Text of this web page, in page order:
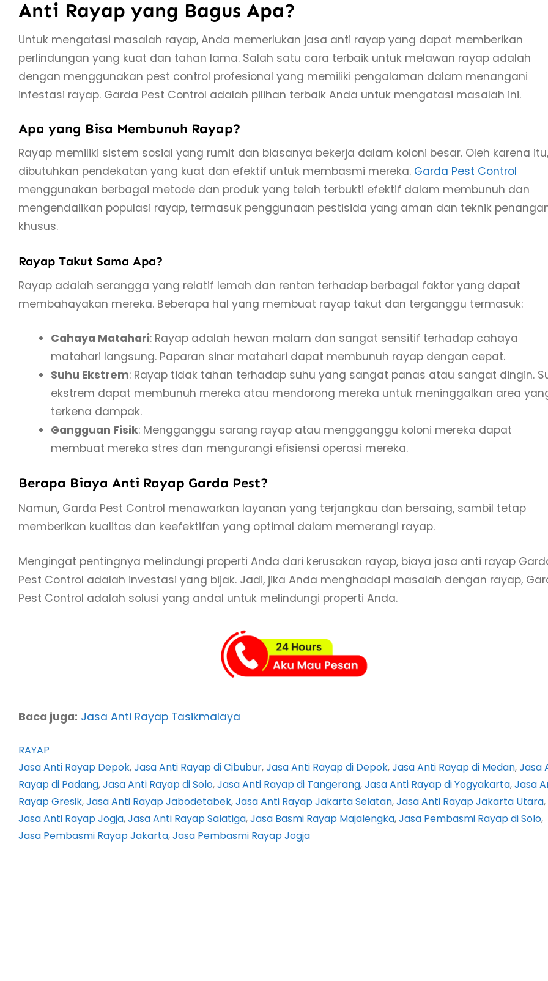
Anti Rayap yang Bagus Apa?
Untuk mengatasi masalah rayap, Anda memerlukan jasa anti rayap yang dapat memberikan
perlindungan yang kuat dan tahan lama. Salah satu cara terbaik untuk melawan rayap adalah
dengan menggunakan pest control profesional yang memiliki pengalaman dalam menangani
infestasi rayap. Garda Pest Control adalah pilihan terbaik Anda untuk mengatasi masalah ini.
Apa yang Bisa Membunuh Rayap?
Rayap memiliki sistem sosial yang rumit dan biasanya bekerja dalam koloni besar. Oleh karena itu,
dibutuhkan pendekatan yang kuat dan efektif untuk membasmi mereka. Garda Pest Control
menggunakan berbagai metode dan produk yang telah terbukti efektif dalam membunuh dan
mengendalikan populasi rayap, termasuk penggunaan pestisida yang aman dan teknik
khusus.
Rayap Takut Sama Apa?
Rayap adalah serangga yang relatif lemah dan rentan terhadap berbagai faktor yang dapat
membahayakan mereka. Beberapa hal yang membuat rayap takut dan terganggu termasuk:
Cahaya Matahari: Rayap adalah hewan malam dan sangat sensitif terhadap cahaya
matahari langsung. Paparan sinar matahari dapat membunuh rayap dengan cepat.
Suhu Ekstrem: Rayap tidak tahan terhadap suhu yang sangat panas atau sangat dingin.
ekstrem dapat membunuh mereka atau mendorong mereka untuk meninggalkan area
terkena dampak.
Gangguan Fisik: Mengganggu sarang rayap atau mengganggu koloni mereka dapat
membuat mereka stres dan mengurangi efisiensi operasi mereka.
Berapa Biaya Anti Rayap Garda Pest?
Namun, Garda Pest Control menawarkan layanan yang terjangkau dan bersaing, sambil tetap
memberikan kualitas dan keefektifan yang optimal dalam memerangi rayap.
Mengingat pentingnya melindungi properti Anda dari kerusakan rayap, biaya jasa anti rayap
Pest Control adalah investasi yang bijak. Jadi, jika Anda menghadapi masalah dengan rayap,
Pest Control adalah solusi yang andal untuk melindungi properti Anda.
Baca juga: Jasa Anti Rayap Tasikmalaya
RAYAP
Jasa Anti Rayap Depok, Jasa Anti Rayap di Cibubur, Jasa Anti Rayap di Depok, Jasa Anti Rayap di Medan, Jasa
Rayap di Padang, Jasa Anti Rayap di Solo, Jasa Anti Rayap di Tangerang, Jasa Anti Rayap di Yogyakarta, Jasa
Rayap Gresik, Jasa Anti Rayap Jabodetabek, Jasa Anti Rayap Jakarta Selatan, Jasa Anti Rayap Jakarta Utara
Jasa Anti Rayap Jogja, Jasa Anti Rayap Salatiga, Jasa Basmi Rayap Majalengka, Jasa Pembasmi Rayap di Solo
Jasa Pembasmi Rayap Jakarta, Jasa Pembasmi Rayap Jogja